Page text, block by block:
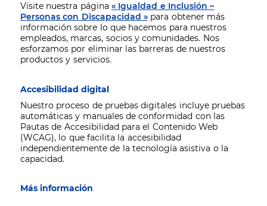
Visite nuestra página« Igualdad e Inclusión –
Personas con Discapacidad » para obtener más
información sobre lo que hacemos para nuestros
empleados, marcas, socios y comunidades. Nos
esforzamos por eliminar las barreras de nuestros
productos y servicios.
Accesibilidad digital
Nuestro proceso de pruebas digitales incluye pruebas
automáticas y manuales de conformidad con las
Pautas de Accesibilidad para el Contenido Web
(WCAG), lo que facilita la accesibilidad
independientemente de la tecnología asistiva o la
capacidad.
Más información